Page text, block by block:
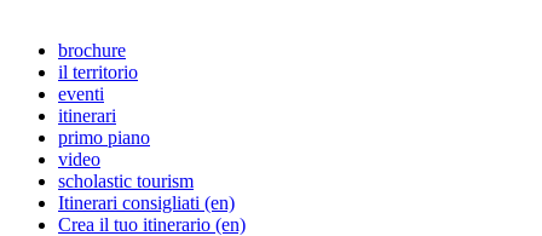
brochure
il territorio
eventi
itinerari
primo piano
video
scholastic tourism
Itinerari consigliati (en)
Crea il tuo itinerario (en)